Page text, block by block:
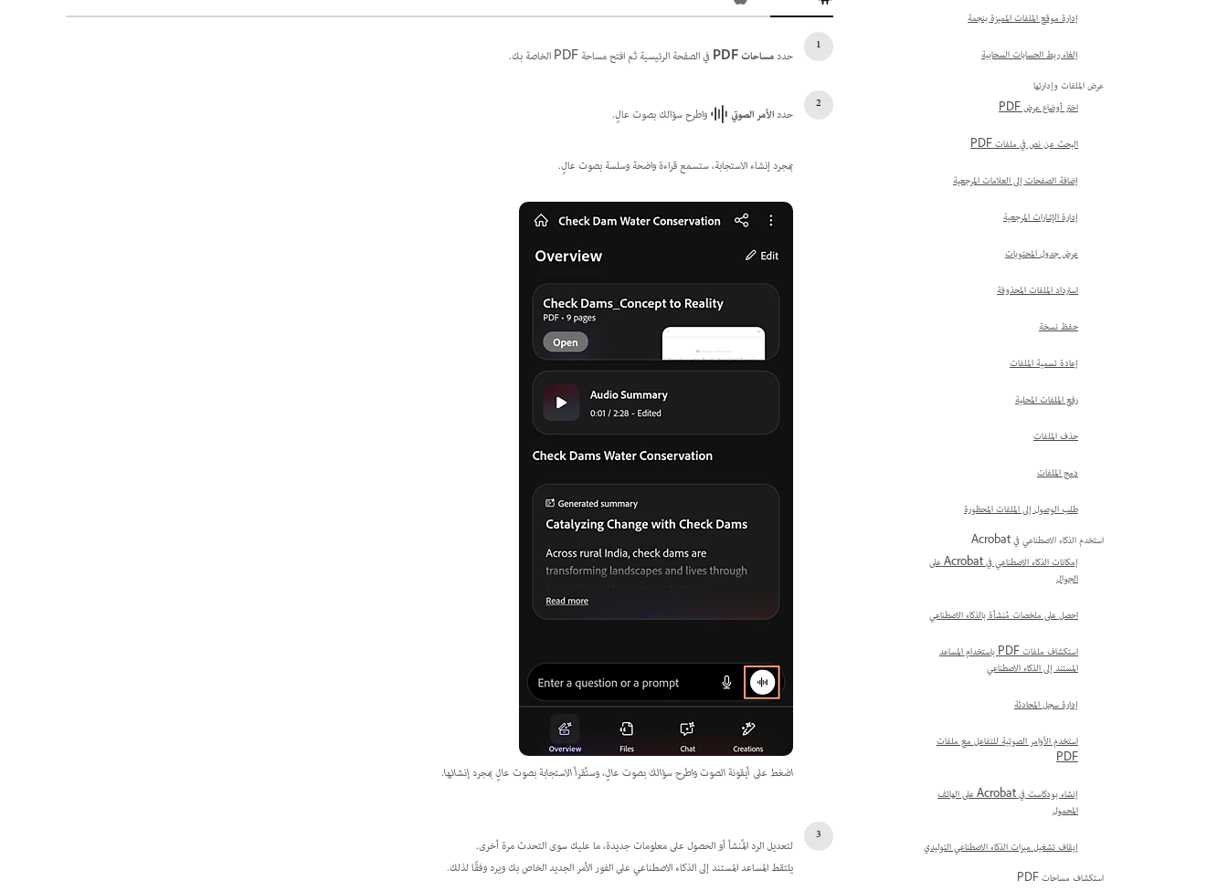
إدارة موقع الملفات المميزة بنجمة
إلغاء ربط الحسابات السحابية
عرض الملفات وإدارتها
اختر أوضاع عرض PDF
البحث عن نص في ملفات PDF
إضافة الصفحات إلى العلامات المرجعية
إدارة الإشارات المرجعية
عرض جدول المحتويات
استرداد الملفات المحذوفة
حفظ نسخة
إعادة تسمية الملفات
رفع الملفات المحلية
حذف الملفات
دمج الملفات
طلب الوصول إلى الملفات المحظورة
استخدم الذكاء الاصطناعي في Acrobat
إمكانات الذكاء الاصطناعي في Acrobat على
الجوال
احصل على ملخصات مُنشأة بالذكاء الاصطناعي
استكشاف ملفات PDF باستخدام المساعد
المستند إلى الذكاء الاصطناعي
إدارة سجل المحادثة
استخدم الأوامر الصوتية للتفاعل مع ملفات
PDF
إنشاء بودكاست في Acrobat على الهاتف
المحمول
إيقاف تشغيل ميزات الذكاء الاصطناعي التوليدي
استكشاف مساحات PDF
حددمساحات PDF في الصفحة الرئيسية ثم افتح مساحة PDF الخاصة بك.
حددالأمر الصوتي واطرح سؤالك بصوت عالٍ.
بمجرد إنشاء الاستجابة، ستسمع قراءة واضحة وسلسة بصوت عالٍ.
اضغط على أيقونة الصوت واطرح سؤالك بصوت عالٍ، وستُقرأ الاستجابة بصوت عالٍ بمجرد إنشائها.
لتعديل الرد المُنشأ أو الحصول على معلومات جديدة، ما عليك سوى التحدث مرة أخرى.
يلتقط المساعد المستند إلى الذكاء الاصطناعي على الفور الأمر الجديد الخاص بك ويرد وفقًا لذلك.